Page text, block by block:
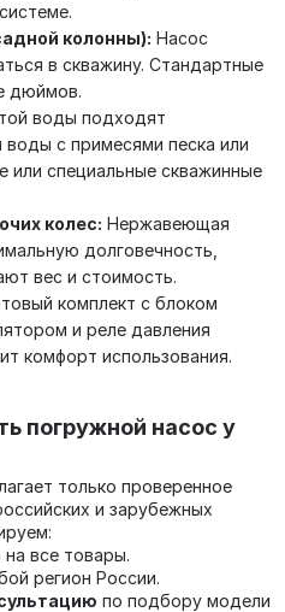
колонны): Насос
в скважину. Стандартные
дюймов.
воды подходят
с примесями песка или
специальные скважинные
колес: Нержавеющая
долговечность,
вес и стоимость.
комплект с блоком
и реле давления
комфорт использования.
погружной насос у
только проверенное
и зарубежных
на все товары.
регион России.
по подбору модели